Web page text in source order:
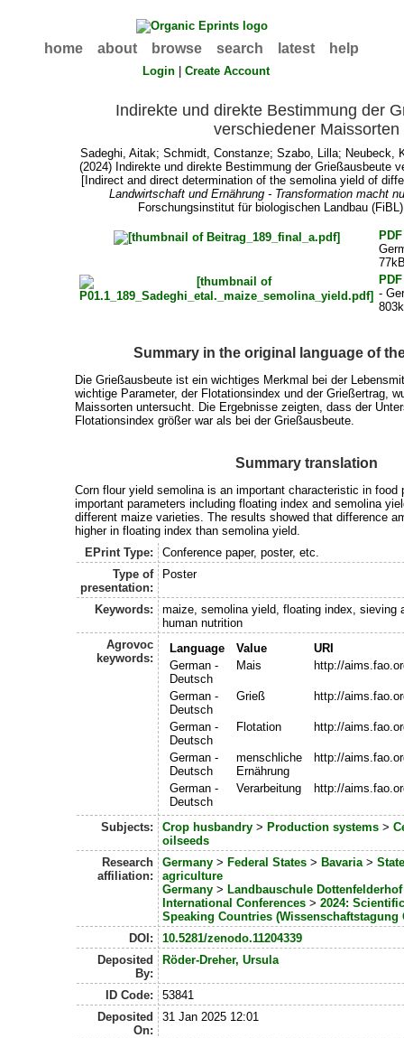
home about browse search latest help
Login |Create Account
Indirekte und direkte Bestimmung der
verschiedener Maissorten
Sadeghi, Aitak; Schmidt, Constanze; Szabo, Lilla; Neubeck,
(2024) Indirekte und direkte Bestimmung der Grießausbeute
[Indirect and direct determination of the semolina yield of
Landwirtschaft und Ernährung - Transformation macht
Forschungsinstitut für biologischen Landbau
PDF
PDF
-
Summary in the original language of
Die Grießausbeute ist ein wichtiges Merkmal bei der
wichtige Parameter, der Flotationsindex und der Grießertrag,
Maissorten untersucht. Die Ergebnisse zeigten, dass der
Flotationsindex größer war als bei der Grießausbeute.
Summary translation
Corn flour yield semolina is an important characteristic in food
important parameters including floating index and semolina
different maize varieties. The results showed that difference
higher in floating index than semolina yield.
EPrint Type:
Conference paper, poster, etc.
Type of
presentation:
Poster
Keywords:
maize, semolina yield, floating index, sieving
human nutrition
Agrovoc
keywords:
Language Value
URI
German -
Deutsch
Mais http://
German -
Deutsch
Grieß http://
German -
Deutsch
Flotation http://
German -
Deutsch
menschliche
Ernährung
http://
German -
Deutsch
Verarbeitung http://
Subjects: Crop husbandry> Production systems>
oilseeds
Research
affiliation:
Germany> Federal States> Bavaria>
agriculture
Germany> Landbauschule Dottenfelderhof
International Conferences> 2024:
Speaking Countries
DOI:
10.5281/zenodo.11204339
Deposited
By:
Röder-Dreher, Ursula
ID Code:
53841
Deposited
On:
31 Jan 2025 12:01